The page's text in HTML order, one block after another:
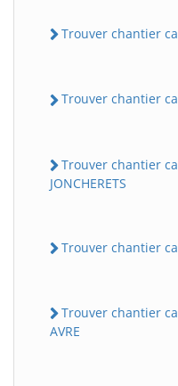
Trouver chantier
Trouver chantier
Trouver chantier
JONCHERETS
Trouver chantier
Trouver chantier
AVRE